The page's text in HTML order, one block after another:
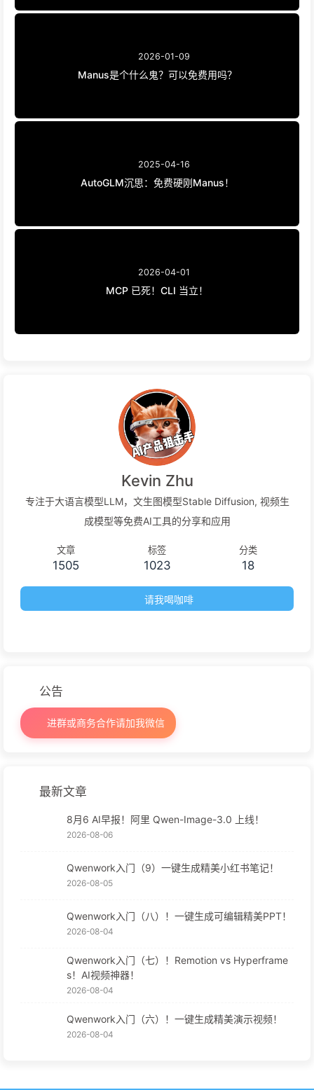
2026-01-09
Manus是个什么鬼？可以免费用吗？
2025-04-16
AutoGLM沉思：免费硬刚Manus！
2026-04-01
MCP 已死！CLI 当立！
Kevin Zhu
专注于大语言模型LLM，文生图模型Stable Diffusion, 视频生
成模型等免费AI工具的分享和应用
文章
1505
标签
1023
分类
18
请我喝咖啡
公告
进群或商务合作请加我微信
最新文章
8月6 AI早报！阿里 Qwen-Image-3.0 上线！
2026-08-06
Qwenwork入门（9）一键生成精美小红书笔记！
2026-08-05
Qwenwork入门（八）！一键生成可编辑精美PPT！
2026-08-04
Qwenwork入门（七）！Remotion vs Hyperframe
s！AI视频神器！
2026-08-04
Qwenwork入门（六）！一键生成精美演示视频！
2026-08-04